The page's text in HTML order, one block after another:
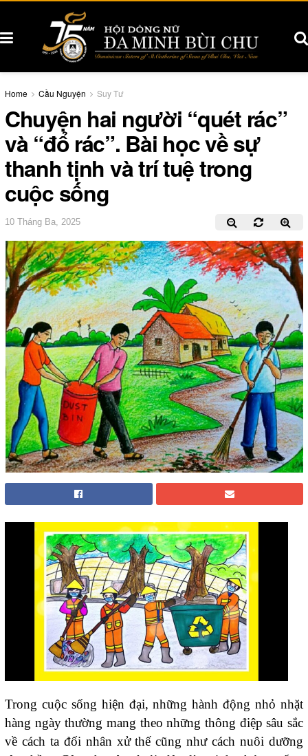
Home Cầu Nguyện Suy Tư
Chuyện hai người “quét rác”
và “đổ rác”. Bài học về sự
thanh tịnh và trí tuệ trong
cuộc sống
10 Tháng Ba, 2025
Trong cuộc sống hiện đại, những hành động nhỏ nhặt
hàng ngày thường mang theo những thông điệp sâu sắc
về cách ta đối nhân xử thế cũng như cách nuôi dưỡng